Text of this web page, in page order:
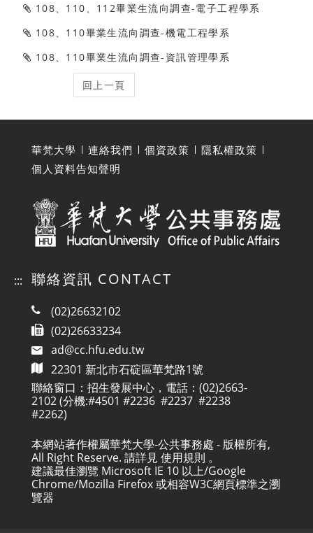
108、110、112畢業生流向調查-電子工程學系
108、110畢業生流向調查-機電工程學系
108、110畢業生流向調查-資訊管理學系
華梵大學 連絡我們 個資政策
隱私權政策
個人資料告知聲明
::: 聯絡資訊 CONTACT
(02)26632102
(02)26633234
ad@cc.hfu.edu.tw
22301 新北市石碇區華梵路1號
聯絡窗口：招生發展中心，電話：(02)2663-
2102 (分機:#4501 #2236 #2237 #2238
#2262)
本網站著作權屬華梵大學-公共事務處 - 版權所有,
All Right Reserve. 請詳見 使用規則 。
建議最佳瀏覽 Microsoft IE 10 以上/Google
Chrome/Mozilla Firefox 或相容W3C網頁標準之瀏
覽器